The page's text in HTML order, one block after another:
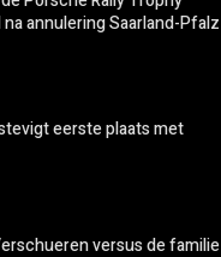
annulering Saarland-Pfalz
eerste plaats met
versus de familie